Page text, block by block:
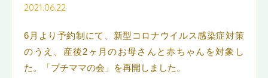
2021.06.22
6月より予約制にて、新型コロナウイルス感染症対策
のうえ、産後2ヶ月のお母さんと赤ちゃんを対象し
た。「プチママの会」を再開しました。